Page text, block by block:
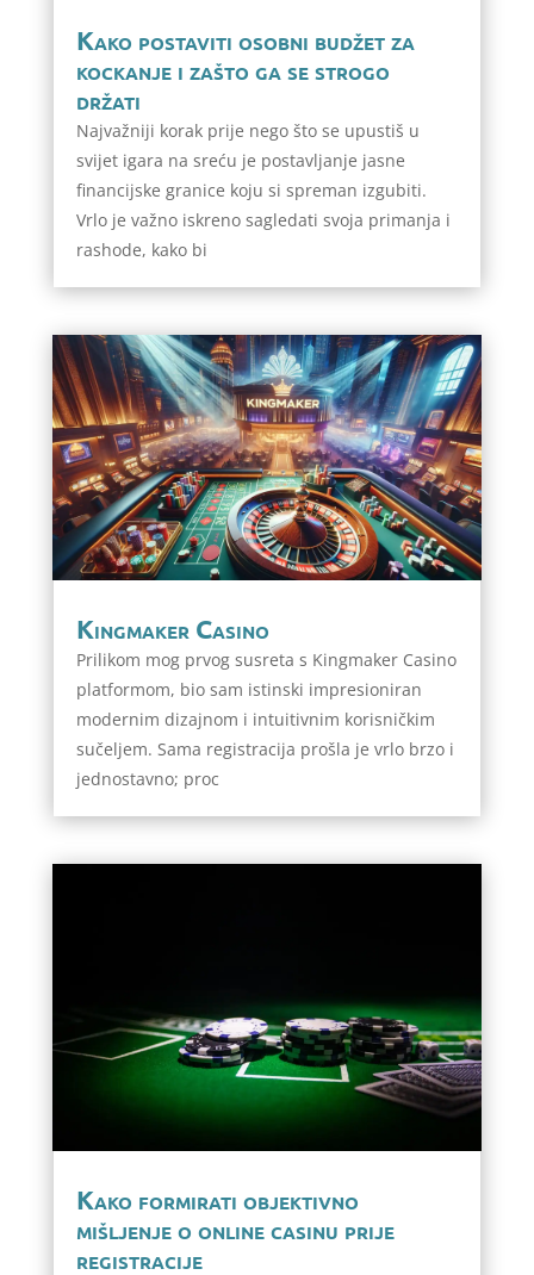
Kako postaviti osobni budžet za
kockanje i zašto ga se strogo
držati
Najvažniji korak prije nego što se upustiš u
svijet igara na sreću je postavljanje jasne
financijske granice koju si spreman izgubiti.
Vrlo je važno iskreno sagledati svoja primanja i
rashode, kako bi
Kingmaker Casino
Prilikom mog prvog susreta s Kingmaker Casino
platformom, bio sam istinski impresioniran
modernim dizajnom i intuitivnim korisničkim
sučeljem. Sama registracija prošla je vrlo brzo i
jednostavno; proc
Kako formirati objektivno
mišljenje o online casinu prije
registracije